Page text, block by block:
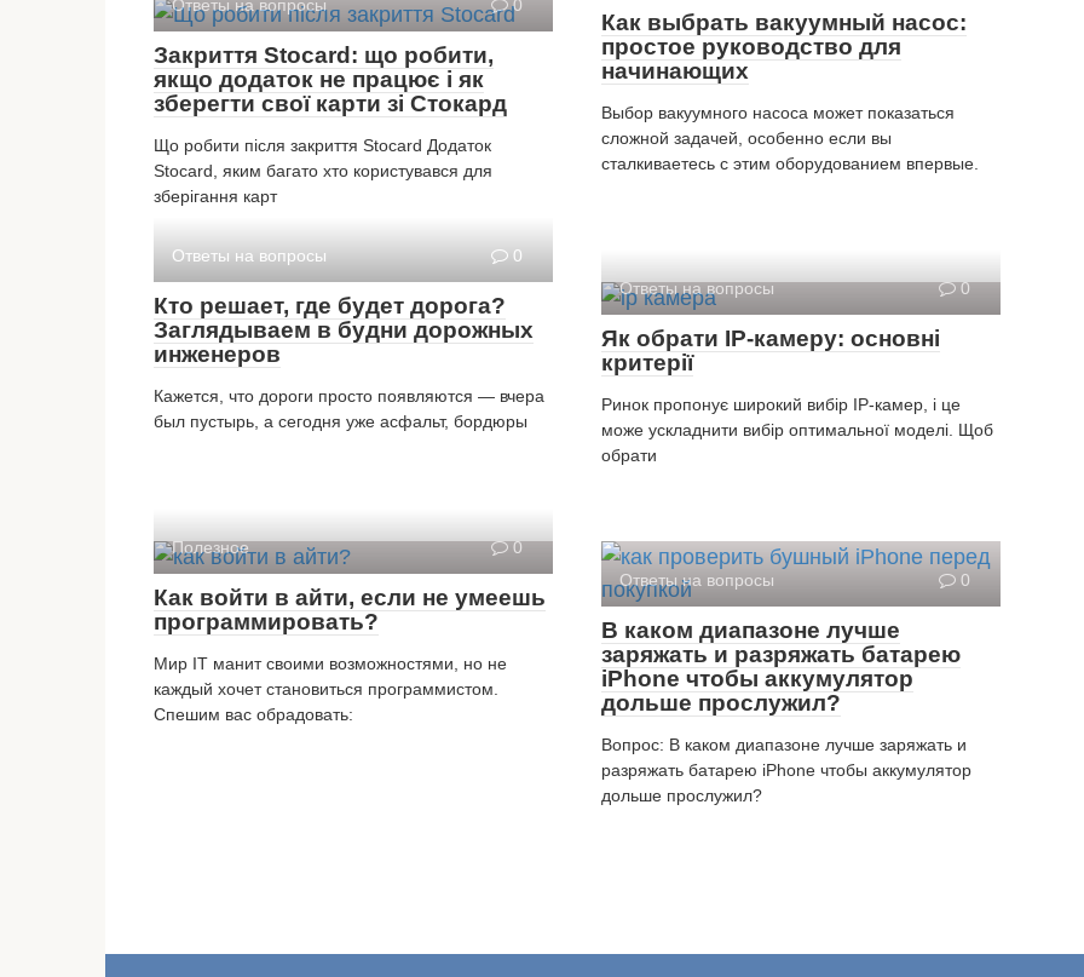
Ответы на вопросы 0
Закриття Stocard: що робити,
якщо додаток не працює і як
зберегти свої карти зі Стокард
Що робити після закриття Stocard Додаток
Stocard, яким багато хто користувався для
зберігання карт
Как выбрать вакуумный насос:
простое руководство для
начинающих
Выбор вакуумного насоса может показаться
сложной задачей, особенно если вы
сталкиваетесь с этим оборудованием впервые.
Ответы на вопросы 0
Кто решает, где будет дорога?
Заглядываем в будни дорожных
инженеров
Кажется, что дороги просто появляются — вчера
был пустырь, а сегодня уже асфальт, бордюры
Ответы на вопросы 0
Як обрати IP-камеру: основні
критерії
Ринок пропонує широкий вибір IP-камер, і це
може ускладнити вибір оптимальної моделі. Щоб
обрати
Полезное 0
Как войти в айти, если не умеешь
программировать?
Мир IT манит своими возможностями, но не
каждый хочет становиться программистом.
Спешим вас обрадовать:
Ответы на вопросы 0
В каком диапазоне лучше
заряжать и разряжать батарею
iPhone чтобы аккумулятор
дольше прослужил?
Вопрос: В каком диапазоне лучше заряжать и
разряжать батарею iPhone чтобы аккумулятор
дольше прослужил?